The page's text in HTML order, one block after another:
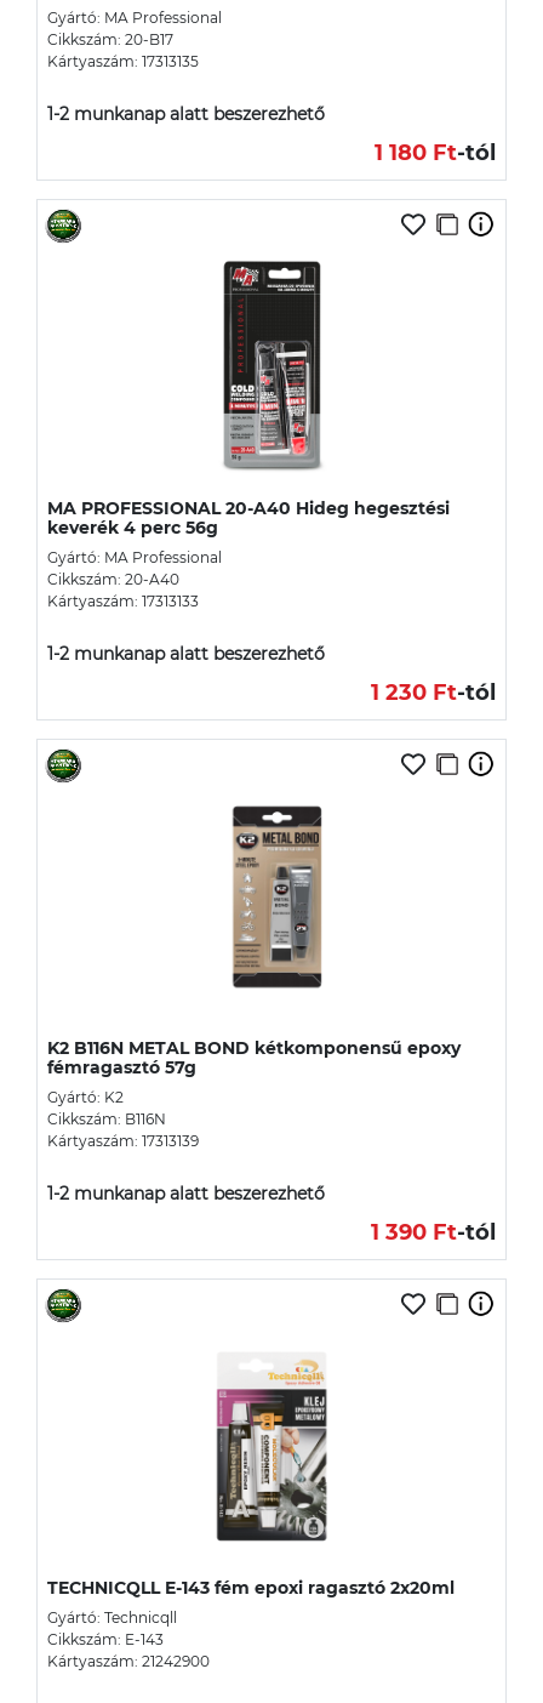
Gyártó: MA Professional
Cikkszám: 20-B17
Kártyaszám: 17313135
1-2 munkanap alatt beszerezhető
1 180 Ft-tól
MA PROFESSIONAL 20-A40 Hideg hegesztési
keverék 4 perc 56g
Gyártó: MA Professional
Cikkszám: 20-A40
Kártyaszám: 17313133
1-2 munkanap alatt beszerezhető
1 230 Ft-tól
K2 B116N METAL BOND kétkomponensű epoxy
fémragasztó 57g
Gyártó: K2
Cikkszám: B116N
Kártyaszám: 17313139
1-2 munkanap alatt beszerezhető
1 390 Ft-tól
TECHNICQLL E-143 fém epoxi ragasztó 2x20ml
Gyártó: Technicqll
Cikkszám: E-143
Kártyaszám: 21242900